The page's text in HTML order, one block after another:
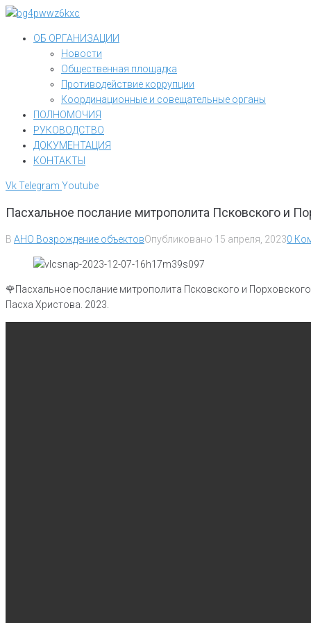
Перейти
контентуОБ ОРГАНИЗАЦИИ
Новости
Общественная площадка
Противодействие коррупции
Координационные и совещательные органы
ПОЛНОМОЧИЯ
РУКОВОДСТВО
ДОКУМЕНТАЦИЯ
КОНТАКТЫ
VkTelegram Youtube
Пасхальное послание митрополита Псковского и
В АНО Возрождение объектовОпубликовано 15 апреля, 20230
🌹Пасхальное послание митрополита Псковского и Порховского
Пасха Христова. 2023.